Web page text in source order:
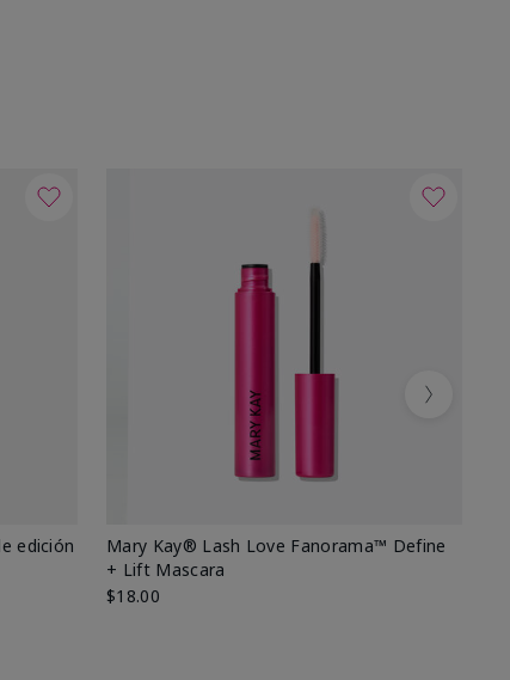
edición
Mary Kay® Lash Love Fanorama™ Define
+ Lift Mascara
$18.00
Next